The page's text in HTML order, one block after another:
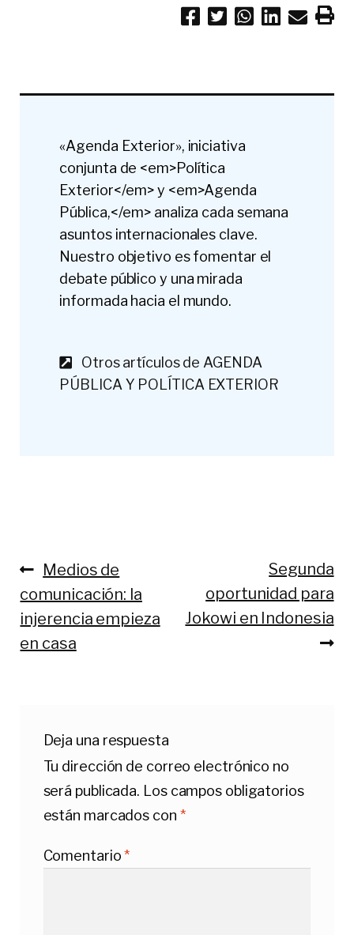
«Agenda Exterior», iniciativa
conjunta de <em>Política
Exterior</em> y <em>Agenda
Pública,</em> analiza cada semana
asuntos internacionales clave.
Nuestro objetivo es fomentar el
debate público y una mirada
informada hacia el mundo.
Otros artículos de AGENDA
PÚBLICA Y POLÍTICA EXTERIOR
Navegación
de
entradas
Anterior:
Medios de
comunicación: la
injerencia empieza
en casa
Siguiente:
Segunda
oportunidad para
Jokowi en Indonesia
Deja una respuesta
Tu dirección de correo electrónico no
será publicada. Los campos obligatorios
están marcados con *
Comentario*